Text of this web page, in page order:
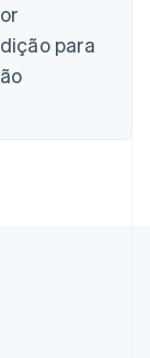
para